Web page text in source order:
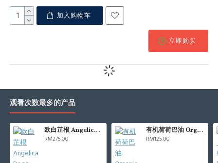
加入购物车
立即购买
观看次数最多的产品
欧白芷根 Angelica Root 10ml
RM275.00
有机荷荷巴油 Organic Jojoba Oil 100ml
RM125.00